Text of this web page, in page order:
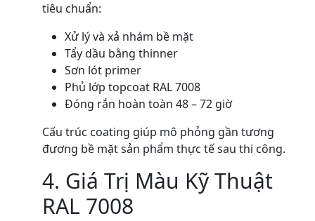
tiêu chuẩn:
Xử lý và xả nhám bề mặt
Tẩy dầu bằng thinner
Sơn lót primer
Phủ lớp topcoat RAL 7008
Đóng rắn hoàn toàn 48 – 72 giờ
Cấu trúc coating giúp mô phỏng gần tương
đương bề mặt sản phẩm thực tế sau thi công.
4. Giá Trị Màu Kỹ Thuật
RAL 7008